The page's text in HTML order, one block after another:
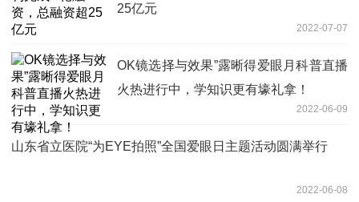
25亿元
2022-07-07
OK镜选择与效果”露晰得爱眼月科普直播
火热进行中，学知识更有壕礼拿！
2022-06-09
山东省立医院“为EYE拍照”全国爱眼日主题活动圆满举行
2022-06-08